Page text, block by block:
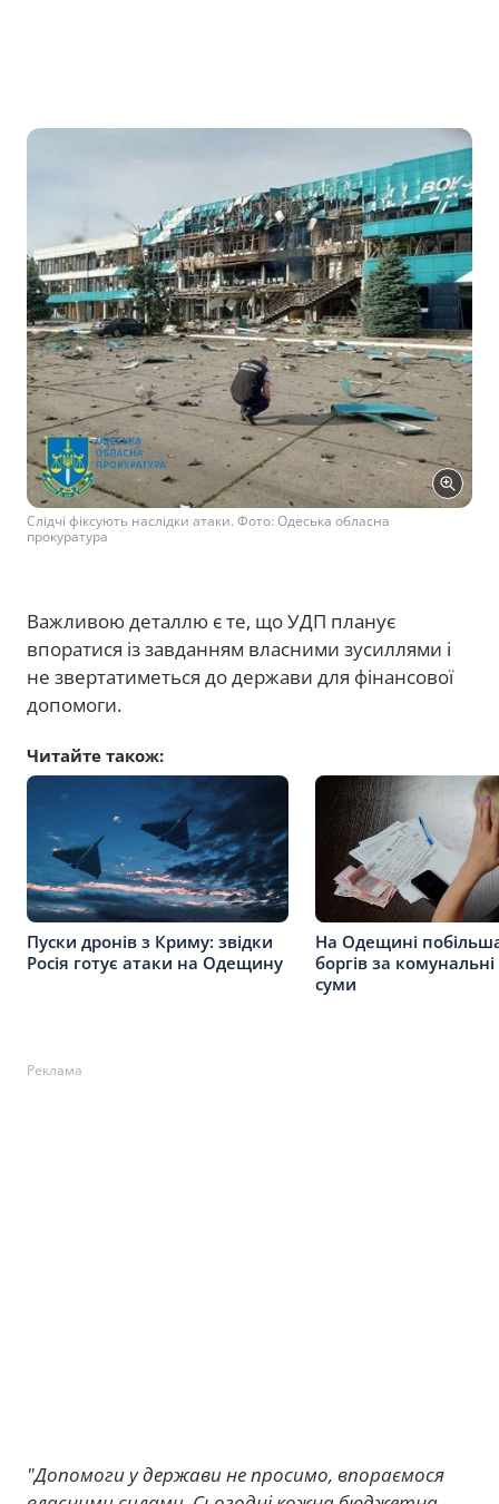
Слідчі фіксують наслідки атаки. Фото: Одеська обласна
прокуратура
Важливою деталлю є те, що УДП планує
впоратися із завданням власними зусиллями і
не звертатиметься до держави для фінансової
допомоги.
Читайте також:
Пуски дронів з Криму: звідки
Росія готує атаки на Одещину
На Одещині
боргів за
суми
Реклама
"Допомоги у держави не просимо, впораємося